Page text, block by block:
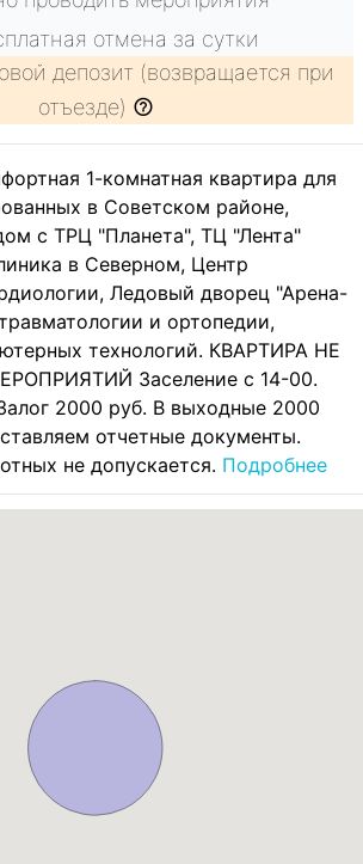
отмена за сутки
депозит (возвращается при
отъезде)
1-комнатная квартира для
в Советском районе,
с ТРЦ "Планета", ТЦ "Лента"
в Северном, Центр
Ледовый дворец "Арена-
и ортопедии,
технологий. КВАРТИРА НЕ
Заселение с 14-00.
2000 руб. В выходные 2000
отчетные документы.
не допускается. Подробнее